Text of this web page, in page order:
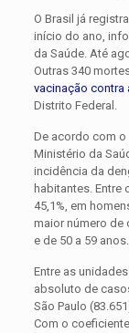
O Brasil já
início do ano,
da Saúde. Até
Outras 340
vacinação contra
Distrito Federal.
De acordo com
Ministério da
incidência da
habitantes. Entre
45,1%, em
maior número de
e de 50 a 59 anos.
Entre as
absoluto de
São Paulo
Com o